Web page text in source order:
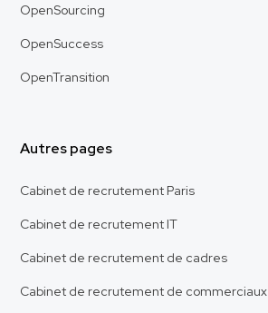
OpenSourcing
OpenSuccess
OpenTransition
Autres pages
Cabinet de recrutement Paris
Cabinet de recrutement IT
Cabinet de recrutement de cadres
Cabinet de recrutement de commerciaux